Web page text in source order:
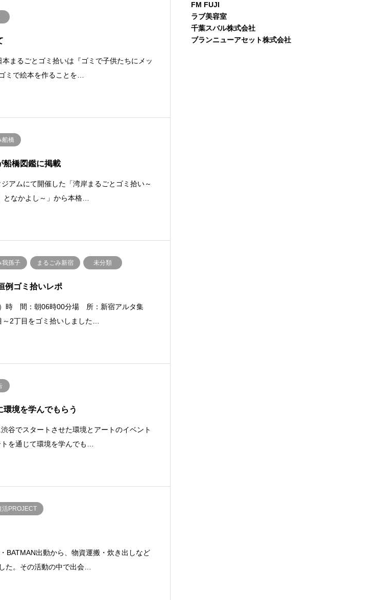
まるごとゴミ拾いは『ゴミで子供たちにメッ
ミで絵本を作ることを…
船橋
船橋図鑑に掲載
アムにて開催した「湾岸まるごとゴミ拾い～
なかよし～」から本格…
我孫子 まるごみ新宿 未分類
例ゴミ拾いレポ
時 間：朝06時00分場 所：新宿アルタ集
目をゴミ拾いしました…
境を学んでもらう
谷でスタートさせた環境とアートのイベント
を通じて環境を学んでも…
活PROJECT
BATMAN出動から、物資運搬・炊き出しなど
た。その活動の中で出会…
FM FUJI
ラブ美容室
千葉スバル株式会社
ブランニューアセット株式会社